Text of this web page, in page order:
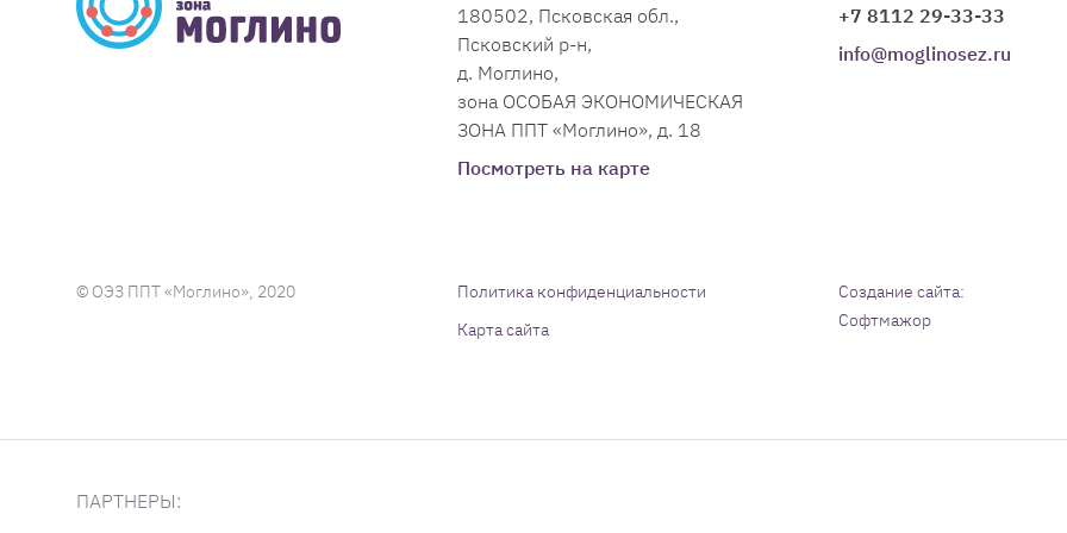
180502, Псковская обл.,
Псковский р-н,
д. Моглино,
зона ОСОБАЯ ЭКОНОМИЧЕСКАЯ
ЗОНА ППТ «Моглино», д. 18
Посмотреть на карте
+7 8112 29-33-33
info@moglinosez.ru
© ОЭЗ ППТ «Моглино», 2020
Политика конфиденциальности
Карта сайта
Создание сайта:
Софтмажор
ПАРТНЕРЫ: